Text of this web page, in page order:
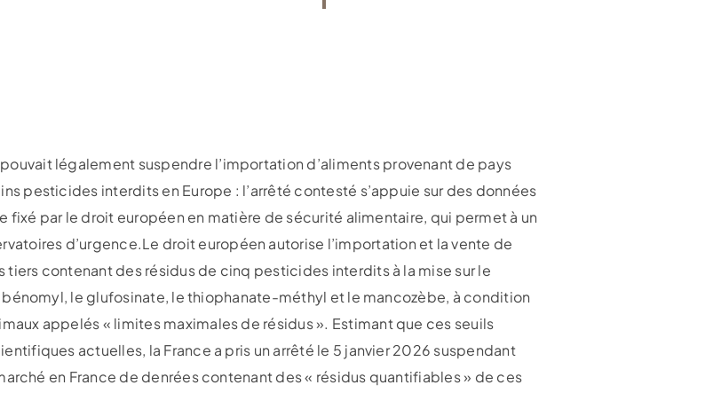
légalement suspendre l’importation d’aliments provenant de pays
pesticides interdits en Europe : l’arrêté contesté s’appuie sur des données
fixé par le droit européen en matière de sécurité alimentaire, qui permet à un
d’urgence.Le droit européen autorise l’importation et la vente de
contenant des résidus de cinq pesticides interdits à la mise sur le
bénomyl, le glufosinate, le thiophanate-méthyl et le mancozèbe, à condition
appelés « limites maximales de résidus ». Estimant que ces seuils
actuelles, la France a pris un arrêté le 5 janvier 2026 suspendant
en France de denrées contenant des « résidus quantifiables » de ces